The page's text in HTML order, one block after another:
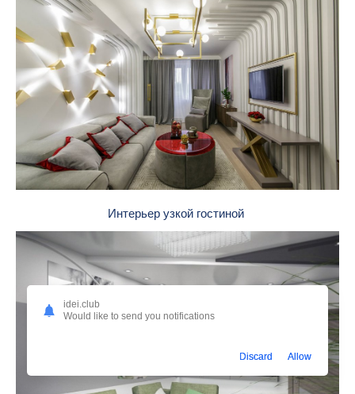
Интерьер узкой гостиной
idei.club
Would like to send you notifications
Discard Allow